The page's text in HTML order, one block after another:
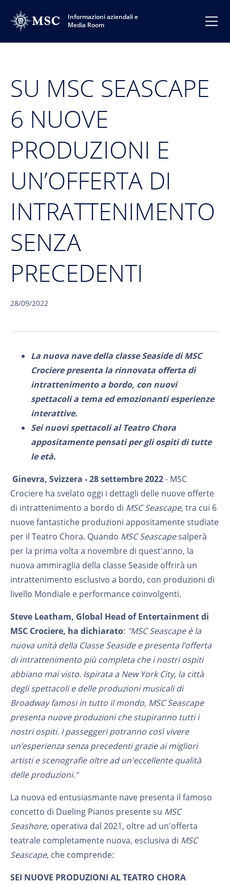
Informazioni aziendali e
Media Room
SU MSC SEASCAPE
6 NUOVE
PRODUZIONI E
UN’OFFERTA DI
INTRATTENIMENTO
SENZA
PRECEDENTI
28/09/2022
La nuova nave della classe Seaside di MSC
Crociere presenta la rinnovata offerta di
intrattenimento a bordo, con nuovi
spettacoli a tema ed emozionanti esperienze
interattive.
Sei nuovi spettacoli al Teatro Chora
appositamente pensati per gli ospiti di tutte
le età.
Ginevra, Svizzera - 28 settembre 2022- MSC
Crociere ha svelato oggi i dettagli delle nuove offerte
di intrattenimento a bordo di MSC Seascape, tra cui 6
nuove fantastiche produzioni appositamente studiate
per il Teatro Chora. Quando MSC Seascapesalperà
per la prima volta a novembre di quest'anno, la
nuova ammiraglia della classe Seaside offrirà un
intrattenimento esclusivo a bordo, con produzioni di
livello Mondiale e performance coinvolgenti.
Steve Leatham, Global Head of Entertainment di
MSC Crociere, ha dichiarato: "MSC Seascape è la
nuova unità della Classe Seaside e presenta l’offerta
di intrattenimento più completa che i nostri ospiti
abbiano mai visto. Ispirata a New York City, la città
degli spettacoli e delle produzioni musicali di
Broadway famosi in tutto il mondo, MSC Seascape
presenta nuove produzioni che stupiranno tutti i
nostri ospiti. I passeggeri potranno così vivere
un’esperienza senza precedenti grazie ai migliori
artisti e scenografie oltre ad un'eccellente qualità
delle produzioni."
La nuova ed entusiasmante nave presenta il famoso
concetto di Dueling Pianos presente su MSC
Seashore, operativa dal 2021, oltre ad un'offerta
teatrale completamente nuova, esclusiva di MSC
Seascape, che comprende:
SEI NUOVE PRODUZIONI AL TEATRO CHORA